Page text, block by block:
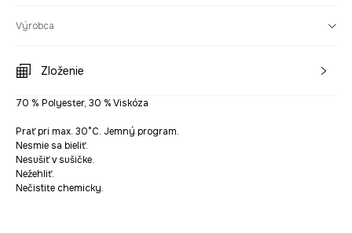
Výrobca
Zloženie
70 % Polyester, 30 % Viskóza
Prať pri max. 30°C. Jemný program.
Nesmie sa bieliť.
Nesušiť v sušičke.
Nežehliť.
Nečistite chemicky.